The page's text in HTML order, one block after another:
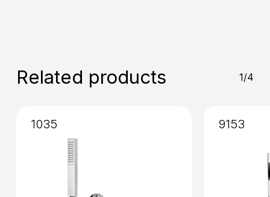
Related products 1/4
1035 9153